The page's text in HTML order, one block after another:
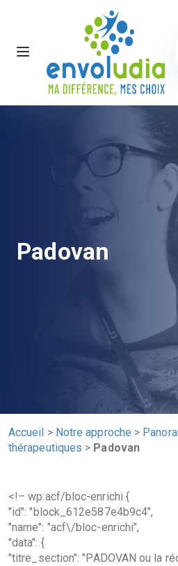
Padovan
Accueil > Notre approche >
thérapeutiques > Padovan
<!– wp:acf/bloc-enrichi {
"id": "block_612e587e4b9c4",
"name": "acf\/bloc-enrichi",
"data": {
"titre_section": "PADOVAN ou la